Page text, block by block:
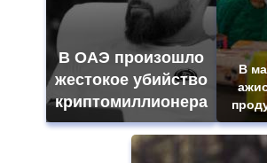
В ОАЭ произошло
жестокое убийство
криптомиллионера
В